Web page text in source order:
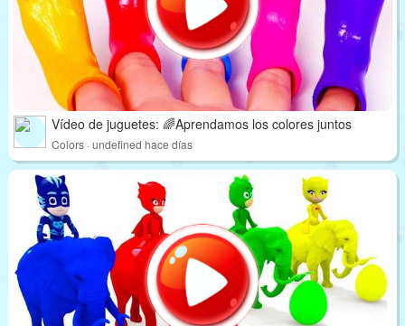
Vídeo de juguetes: 🌈Aprendamos los colores juntos
Colors · undefined hace días